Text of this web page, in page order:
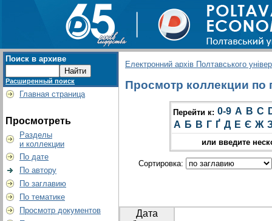
Поиск в архиве
Расширенный поиск
Главная страница
Просмотреть
Разделы
и коллекции
По дате
По автору
По заглавию
По тематике
Просмотр документов
Електронний архів Полтавського
Просмотр коллекции по
Перейти к: 0-9 A B C
А Б В Г Ґ Д Е Є Ж
или введите
Сортировка:
Дата